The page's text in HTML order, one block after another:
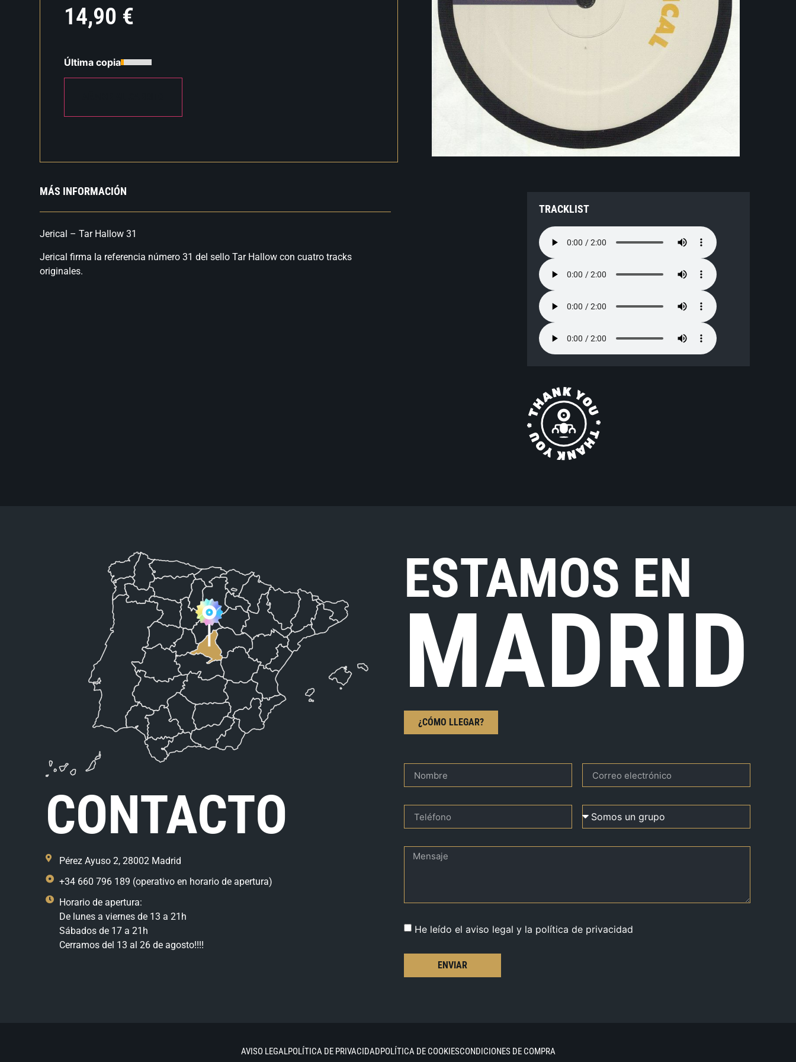
14,90 €
Última copia
MÁS INFORMACIÓN
Jerical – Tar Hallow 31
Jerical firma la referencia número 31 del sello Tar Hallow con cuatro tracks
originales.
TRACKLIST
CONTACTO
Pérez Ayuso 2, 28002 Madrid
+34 660 796 189 (operativo en horario de apertura)
Horario de apertura:
De lunes a viernes de 13 a 21h
Sábados de 17 a 21h
Cerramos del 13 al 26 de agosto!!!!
ESTAMOS EN
MADRID
¿CÓMO LLEGAR?
He leído el aviso legal y la política de privacidad
ENVIAR
AVISO LEGALPOLÍTICA DE PRIVACIDADPOLÍTICA DE COOKIESCONDICIONES DE COMPRA